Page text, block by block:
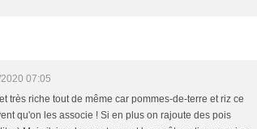
07:05
très riche tout de même car pommes-de-terre et riz ce
qu'on les associe ! Si en plus on rajoute des pois